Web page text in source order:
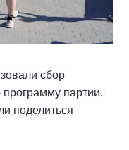
сбор
партии.
поделиться